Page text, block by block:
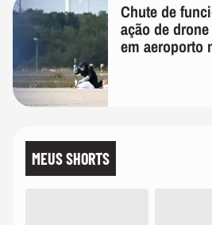
Chute de
ação de
em aeroporto
MEUS SHORTS